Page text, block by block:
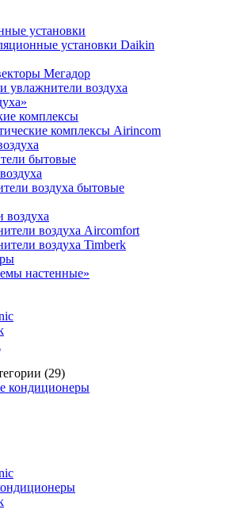
установки
установки Daikin
Мегадор
увлажнители воздуха
комплексы
комплексы Airincom
бытовые
воздуха бытовые
воздуха
воздуха Aircomfort
воздуха Timberk
настенные»
(29)
кондиционеры